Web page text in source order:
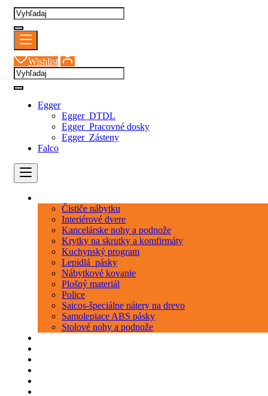
Wishlist
Egger
Egger_DTDL
Egger_Pracovné dosky
Egger_Zásteny
Falco
Čističe nábytku
Interiérové dvere
Kancelárske nohy a podnože
Krytky na skrutky a komfirmáty
Kuchynský program
Lepidlá_pásky
Nábytkové kovanie
Plošný materiál
Police
Saicos-špeciálne nátery na drevo
Samolepiace ABS pásky
Stolové nohy a podnože